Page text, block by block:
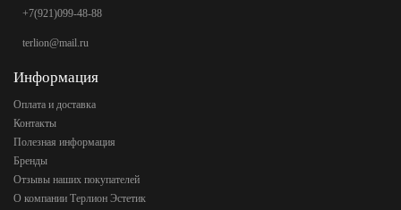
+7(921)099-48-88
terlion@mail.ru
Информация
Оплата и доставка
Контакты
Полезная информация
Бренды
Отзывы наших покупателей
О компании Терлион Эстетик